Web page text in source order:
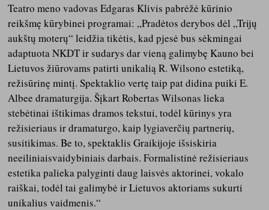
Teatro meno vadovas Edgaras Klivis pabrėžė kūrinio
reikšmę kūrybinei programai: „Pradėtos derybos dėl „Trijų
aukštų moterų“ leidžia tikėtis, kad pjesė bus sėkmingai
adaptuota NKDT ir sudarys dar vieną galimybę Kauno bei
Lietuvos žiūrovams patirti unikalią R. Wilsono estetiką,
režisūrinę mintį. Spektaklio vertę taip pat didina puiki E.
Albee dramaturgija. Šįkart Robertas Wilsonas lieka
stebėtinai ištikimas dramos tekstui, todėl kūrinys yra
režisieriaus ir dramaturgo, kaip lygiaverčių partnerių,
susitikimas. Be to, spektaklis Graikijoje išsiskiria
neeiliniaisvaidybiniais darbais. Formalistinė režisieriaus
estetika palieka palyginti daug laisvės aktorinei, vokalo
raiškai, todėl tai galimybė ir Lietuvos aktoriams sukurti
unikalius vaidmenis.“